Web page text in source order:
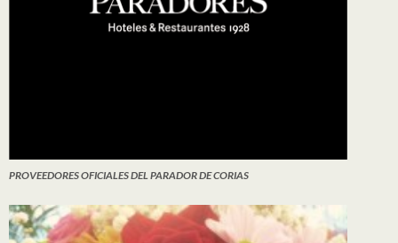
PROVEEDORES OFICIALES DEL PARADOR DE CORIAS